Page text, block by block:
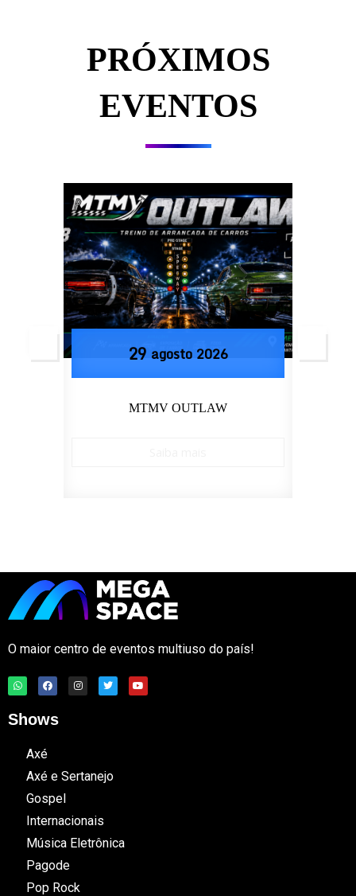
PRÓXIMOS
EVENTOS
29 agosto 2026
MTMV OUTLAW
O maior centro de eventos multiuso do país!
Shows
Axé
Axé e Sertanejo
Gospel
Internacionais
Música Eletrônica
Pagode
Pop Rock